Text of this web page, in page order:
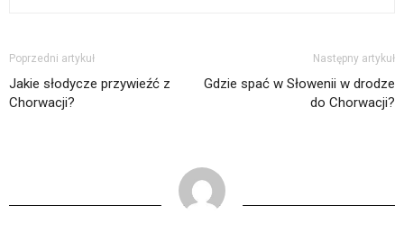
Poprzedni artykuł
Jakie słodycze przywieźć z
Chorwacji?
Następny artykuł
Gdzie spać w Słowenii w drodze
do Chorwacji?